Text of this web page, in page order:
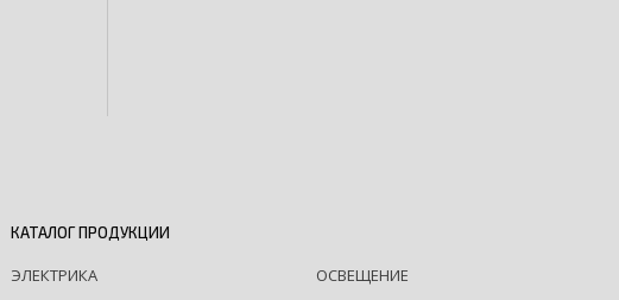
КАТАЛОГ ПРОДУКЦИИ
ЭЛЕКТРИКА ОСВЕЩЕНИЕ